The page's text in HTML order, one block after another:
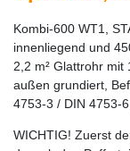
Kombi-600 WT1,
innenliegend und
2,2 m² Glattrohr mit
außen grundiert,
4753-3 / DIN 4753-
WICHTIG! Zuerst